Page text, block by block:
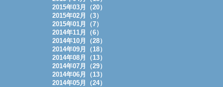
2015年03月（20）
2015年02月（3）
2015年01月（7）
2014年11月（6）
2014年10月（28）
2014年09月（18）
2014年08月（13）
2014年07月（29）
2014年06月（13）
2014年05月（24）